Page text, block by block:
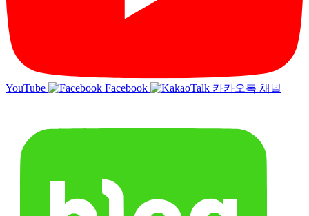
YouTube Facebook 카카오톡 채널